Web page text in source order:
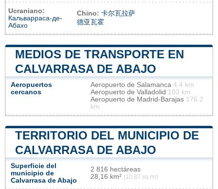
Ucraniano:
Кальварраса-де-
Абахо
Chino: 卡尔瓦拉萨
德亚瓦霍
MEDIOS DE TRANSPORTE EN
CALVARRASA DE ABAJO
Aeropuertos
cercanos
Aeropuerto de Salamanca 4.4 km
Aeropuerto de Valladolid 103 km
Aeropuerto de Madrid-Barajas 176.2
km
TERRITORIO DEL MUNICIPIO DE
CALVARRASA DE ABAJO
Superficie del
municipio de
Calvarrasa de Abajo
2 816 hectáreas
28,16 km² (10,87 sq mi)